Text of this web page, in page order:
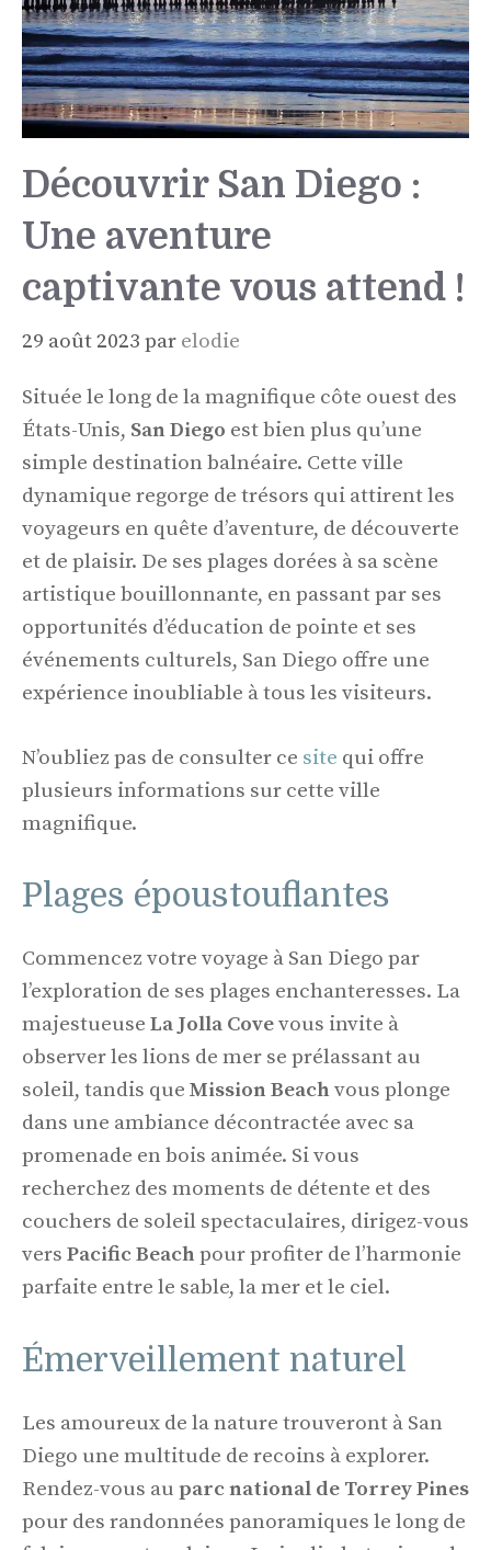
Découvrir San Diego :
Une aventure
captivante vous attend !
29 août 2023 par elodie
Située le long de la magnifique côte ouest des
États-Unis, San Diego est bien plus qu’une
simple destination balnéaire. Cette ville
dynamique regorge de trésors qui attirent les
voyageurs en quête d’aventure, de découverte
et de plaisir. De ses plages dorées à sa scène
artistique bouillonnante, en passant par ses
opportunités d’éducation de pointe et ses
événements culturels, San Diego offre une
expérience inoubliable à tous les visiteurs.
N’oubliez pas de consulter ce site qui offre
plusieurs informations sur cette ville
magnifique.
Plages époustouflantes
Commencez votre voyage à San Diego par
l’exploration de ses plages enchanteresses. La
majestueuse La Jolla Covevous invite à
observer les lions de mer se prélassant au
soleil, tandis que Mission Beach vous plonge
dans une ambiance décontractée avec sa
promenade en bois animée. Si vous
recherchez des moments de détente et des
couchers de soleil spectaculaires, dirigez-vous
vers Pacific Beach pour profiter de l’harmonie
parfaite entre le sable, la mer et le ciel.
Émerveillement naturel
Les amoureux de la nature trouveront à San
Diego une multitude de recoins à explorer.
Rendez-vous au parc national de Torrey Pines
pour des randonnées panoramiques le long de